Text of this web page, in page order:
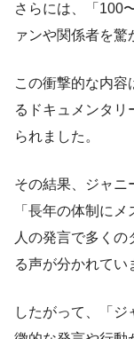
さらには、「100
ァンや関係者を驚
この衝撃的な内容
るドキュメンタリ
られました。
その結果、ジャニ
「長年の体制に
人の発言で多く
る声が分かれてい
したがって、「